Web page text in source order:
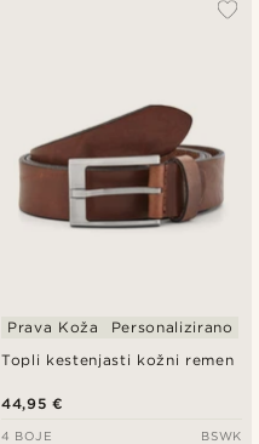
Topli kestenjasti kožni remen
Prava Koža Personalizirano
44,95 €
4 BOJE BSWK